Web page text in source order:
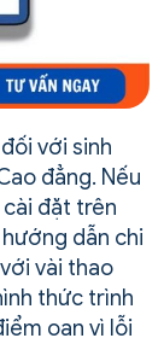
với sinh
đẳng. Nếu
đặt trên
dẫn chi
vài thao
thức trình
oan vì lỗi